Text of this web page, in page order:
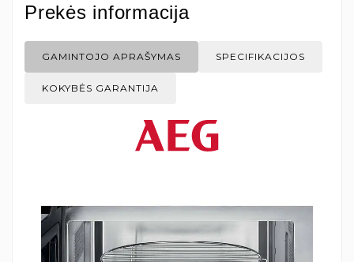
Prekės informacija
GAMINTOJO APRAŠYMAS SPECIFIKACIJOS
KOKYBĖS GARANTIJA